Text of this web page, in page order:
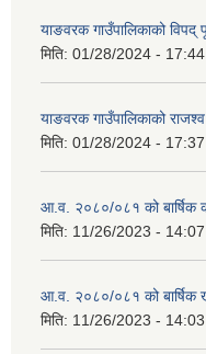
याङवरक गाउँपालिकाको विपद्
मिति: 01/28/2024 - 17:44
याङवरक गाउँपालिकाको
मिति: 01/28/2024 - 17:37
आ.व. २०८०/०८१ को बार्षिक
मिति: 11/26/2023 - 14:07
आ.व. २०८०/०८१ को बार्षिक
मिति: 11/26/2023 - 14:03